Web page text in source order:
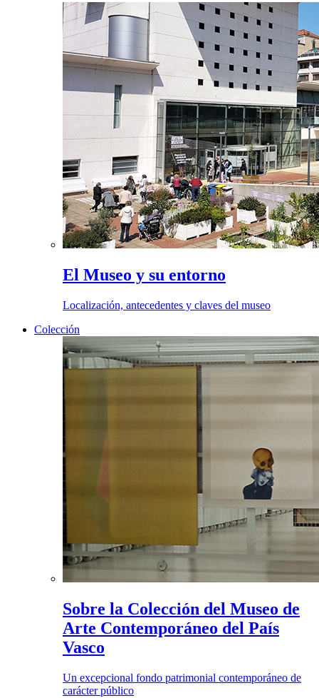
El Museo y su entorno
Localización, antecedentes y claves del museo
Colección
Sobre la Colección del Museo de
Arte Contemporáneo del País
Vasco
Un excepcional fondo patrimonial contemporáneo de
carácter público